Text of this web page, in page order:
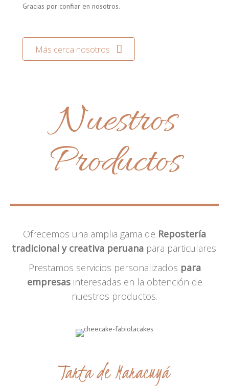
Gracias por confiar en nosotros.
Más cerca nosotros
Nuestros
Productos
Ofrecemos una amplia gama de Repostería
tradicional y creativa peruanapara particulares.
Prestamos servicios personalizados para
empresasinteresadas en la obtención de
nuestros productos.
Tarta de Maracuyá